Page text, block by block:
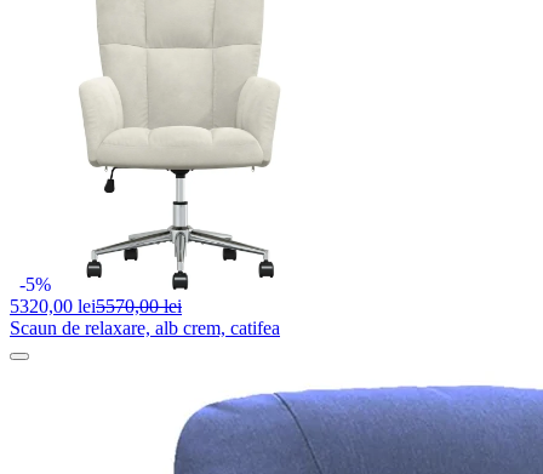
-5%
5320,00 lei5570,00 lei
Scaun de relaxare, alb crem, catifea